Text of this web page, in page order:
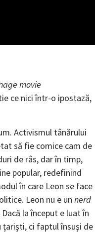
movie
ce nici într-o ipostază,
Activismul tânărului
să fie comice cam de
de râs, dar în timp,
popular, redefinind
în care Leon se face
Leon nu e un nerd
la început e luat în
ţarişti, ci faptul însuşi de